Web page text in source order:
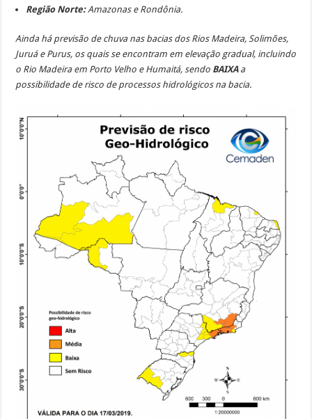
Região Norte:Amazonas e Rondônia.
Ainda há previsão de chuva nas bacias dos Rios Madeira, Solimões,
Juruá e Purus, os quais se encontram em elevação gradual, incluindo
o Rio Madeira em Porto Velho e Humaitá, sendo BAIXAa
possibilidade de risco de processos hidrológicos na bacia.